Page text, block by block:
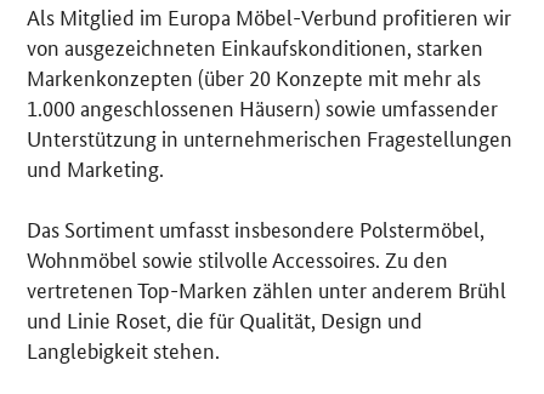
Als Mitglied im Europa Möbel-Verbund profitieren wir
von ausgezeichneten Einkaufskonditionen, starken
Markenkonzepten (über 20 Konzepte mit mehr als
1.000 angeschlossenen Häusern) sowie umfassender
Unterstützung in unternehmerischen Fragestellungen
und Marketing.
Das Sortiment umfasst insbesondere Polstermöbel,
Wohnmöbel sowie stilvolle Accessoires. Zu den
vertretenen Top-Marken zählen unter anderem Brühl
und Linie Roset, die für Qualität, Design und
Langlebigkeit stehen.